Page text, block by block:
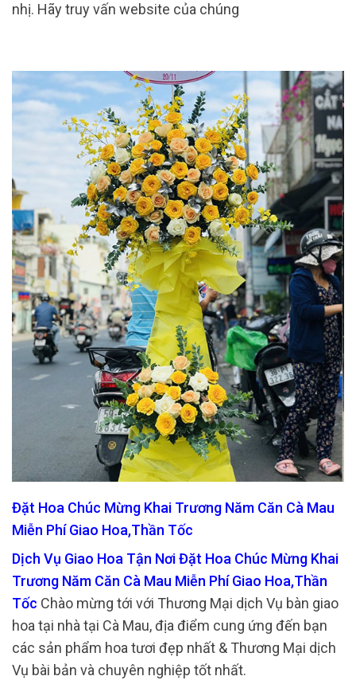
nhị. Hãy truy vấn website của chúng
Đặt Hoa Chúc Mừng Khai Trương Năm Căn Cà Mau
Miễn Phí Giao Hoa,Thần Tốc
Dịch Vụ Giao Hoa Tận Nơi Đặt Hoa Chúc Mừng Khai
Trương Năm Căn Cà Mau Miễn Phí Giao Hoa,Thần
Tốc Chào mừng tới với Thương Mại dịch Vụ bàn giao
hoa tại nhà tại Cà Mau, địa điểm cung ứng đến bạn
các sản phẩm hoa tươi đẹp nhất & Thương Mại dịch
Vụ bài bản và chuyên nghiệp tốt nhất.